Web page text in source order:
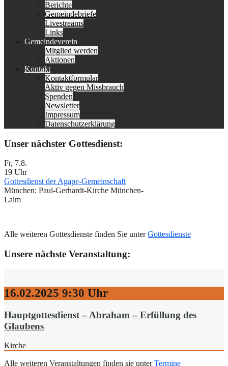
Berichte
Gemeindebriefe
Livestreams
Links
Gemeindeverein
Mitglied werden
Aktionen
Kontakt
Kontaktformular
Aktiv gegen Missbrauch
Spenden
Newsletter
Impressum
Datenschutzerklärung
Unser nächster Gottesdienst:
Fr, 7.8.
19 Uhr
Gottesdienst der Agape-Gemeinschaft
München: Paul-Gerhardt-Kirche München-
Laim
Alle weiteren Gottesdienste finden Sie unterGottesdienste
Unsere nächste Veranstaltung:
16.02.2025 9:30 Uhr
Hauptgottesdienst – Abraham – Erfüllung des
Glaubens
Kirche
Alle weiteren Veranstaltungen finden sie unterTermine